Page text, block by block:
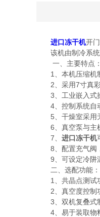
进口冻干机开
该机由制冷系统
一、主要特点：
1、本机压缩机制
2、采用7寸真彩
3、工业嵌入式操
4、控制系统自动
5、干燥室采用无
6、真空泵与主机
7、 进口冻干机
8、配置充气阀，
9、可设定冷阱温
二、选配功能：
1、共晶点测试功
2、真空度控制功
3、双机复叠式制
4、易于装取物料